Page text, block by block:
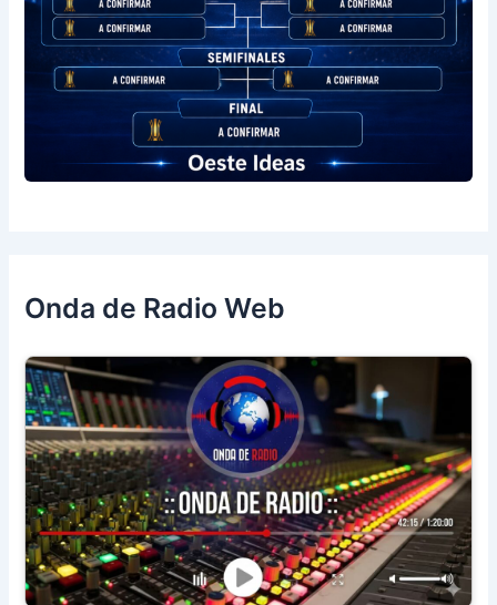
Onda de Radio Web